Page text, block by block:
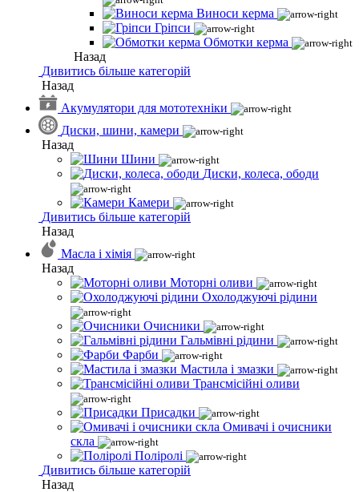
Виноси керма
Гріпси
Обмотки керма
Назад
Дивитись більше категорій
Назад
Акумулятори для мототехніки
Диски, шини, камери
Назад
Шини
Диски, колеса, ободи
Камери
Дивитись більше категорій
Назад
Масла і хімія
Назад
Моторні оливи
Охолоджуючі рідини
Очисники
Гальмівні рідини
Фарби
Мастила і змазки
Трансмісійні оливи
Присадки
Омивачі і очисники
скла
Поліролі
Дивитись більше категорій
Назад